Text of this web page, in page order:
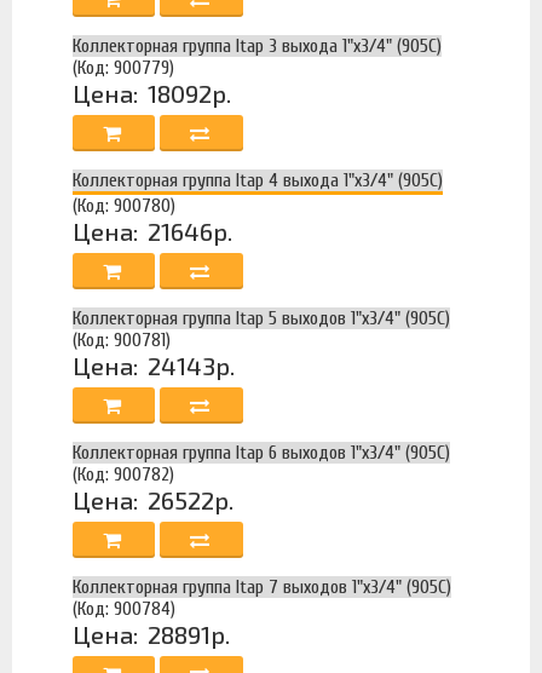
Коллекторная группа Itap 3 выхода 1"х3/4" (905C)
(Код: 900779)
Цена: 18092р.
Коллекторная группа Itap 4 выхода 1"х3/4" (905C)
(Код: 900780)
Цена: 21646р.
Коллекторная группа Itap 5 выходов 1"х3/4" (905C)
(Код: 900781)
Цена: 24143р.
Коллекторная группа Itap 6 выходов 1"х3/4" (905C)
(Код: 900782)
Цена: 26522р.
Коллекторная группа Itap 7 выходов 1"х3/4" (905C)
(Код: 900784)
Цена: 28891р.